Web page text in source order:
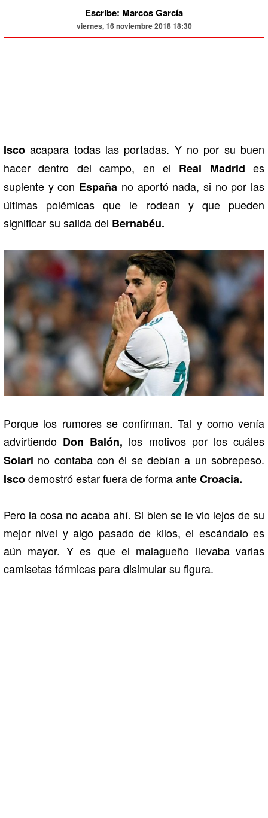
Escribe: Marcos García
viernes, 16 noviembre 2018 18:30
Isco acapara todas las portadas. Y no por su buen
hacer dentro del campo, en el Real Madrid es
suplente y con España no aportó nada, si no por las
últimas polémicas que le rodean y que pueden
significar su salida del Bernabéu.
Porque los rumores se confirman. Tal y como venía
advirtiendo Don Balón, los motivos por los cuáles
Solari no contaba con él se debían a un sobrepeso.
Iscodemostró estar fuera de forma anteCroacia.
Pero la cosa no acaba ahí. Si bien se le vio lejos de su
mejor nivel y algo pasado de kilos, el escándalo es
aún mayor. Y es que el malagueño llevaba varias
camisetas térmicas para disimular su figura.